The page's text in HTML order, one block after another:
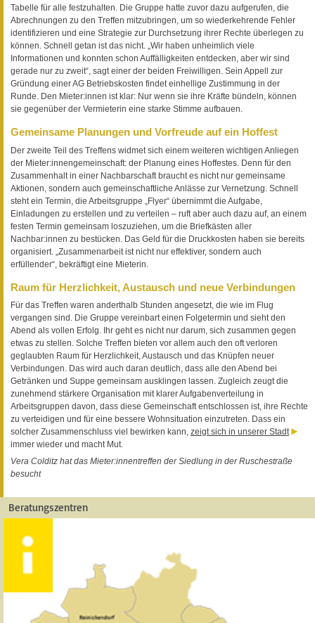
Tabelle für alle festzuhalten. Die Gruppe hatte zuvor dazu aufgerufen, die
Abrechnungen zu den Treffen mitzubringen, um so wiederkehrende Fehler
identifizieren und eine Strategie zur Durchsetzung ihrer Rechte überlegen zu
können. Schnell getan ist das nicht. „Wir haben unheimlich viele
Informationen und konnten schon Auffälligkeiten entdecken, aber wir sind
gerade nur zu zweit“, sagt einer der beiden Freiwilligen. Sein Appell zur
Gründung einer AG Betriebskosten findet einhellige Zustimmung in der
Runde. Den Mieter:innen ist klar: Nur wenn sie ihre Kräfte bündeln, können
sie gegenüber der Vermieterin eine starke Stimme aufbauen.
Gemeinsame Planungen und Vorfreude auf ein Hoffest
Der zweite Teil des Treffens widmet sich einem weiteren wichtigen Anliegen
der Mieter:innengemeinschaft: der Planung eines Hoffestes. Denn für den
Zusammenhalt in einer Nachbarschaft braucht es nicht nur gemeinsame
Aktionen, sondern auch gemeinschaftliche Anlässe zur Vernetzung. Schnell
steht ein Termin, die Arbeitsgruppe „Flyer“ übernimmt die Aufgabe,
Einladungen zu erstellen und zu verteilen – ruft aber auch dazu auf, an einem
festen Termin gemeinsam loszuziehen, um die Briefkästen aller
Nachbar:innen zu bestücken. Das Geld für die Druckkosten haben sie bereits
organisiert. „Zusammenarbeit ist nicht nur effektiver, sondern auch
erfüllender“, bekräftigt eine Mieterin.
Raum für Herzlichkeit, Austausch und neue Verbindungen
Für das Treffen waren anderthalb Stunden angesetzt, die wie im Flug
vergangen sind. Die Gruppe vereinbart einen Folgetermin und sieht den
Abend als vollen Erfolg. Ihr geht es nicht nur darum, sich zusammen gegen
etwas zu stellen. Solche Treffen bieten vor allem auch den oft verloren
geglaubten Raum für Herzlichkeit, Austausch und das Knüpfen neuer
Verbindungen. Das wird auch daran deutlich, dass alle den Abend bei
Getränken und Suppe gemeinsam ausklingen lassen. Zugleich zeugt die
zunehmend stärkere Organisation mit klarer Aufgabenverteilung in
Arbeitsgruppen davon, dass diese Gemeinschaft entschlossen ist, ihre Rechte
zu verteidigen und für eine bessere Wohnsituation einzutreten. Dass ein
solcher Zusammenschluss viel bewirken kann, zeigt sich in unserer Stadt
immer wieder und macht Mut.
Vera Colditz hat das Mieter:innentreffen der Siedlung in der Ruschestraße
besucht
Beratungszentren